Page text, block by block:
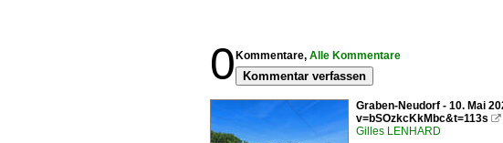
0 Kommentare, Alle Kommentare
Kommentar verfassen
Graben-Neudorf - 10. Mai
v=bSOzkcKkMbc&t=113s 
Gilles LENHARD